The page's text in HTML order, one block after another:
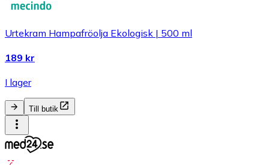
Urtekram Hampafröolja Ekologisk | 500 ml
189 kr
I lager
Till butik